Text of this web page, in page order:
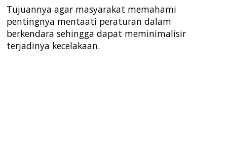
Tujuannya agar masyarakat memahami
pentingnya mentaati peraturan dalam
berkendara sehingga dapat meminimalisir
terjadinya kecelakaan.